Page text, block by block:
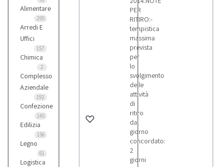
Alimentare
295
Arredi E
Uffici
157
Chimica
2
Complesso
Aziendale
192
Confezione
145
Edilizia
156
Legno
61
Logistica
PER
RITIRO:-
tempistica
massima
prevista
per
lo
svolgimento
delle
attività
di
ritiro
dal
giorno
concordato:
2
giorni